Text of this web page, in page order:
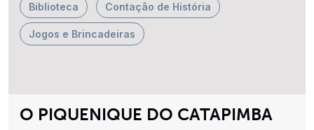
O PIQUENIQUE DO CATAPIMBA
Biblioteca Contação de História
Jogos e Brincadeiras